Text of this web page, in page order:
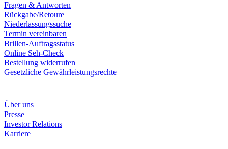
Fragen & Antworten
Rückgabe/Retoure
Niederlassungssuche
Termin vereinbaren
Brillen-Auftragsstatus
Online Seh-Check
Bestellung widerrufen
Gesetzliche Gewährleistungsrechte
Über uns
Presse
Investor Relations
Karriere